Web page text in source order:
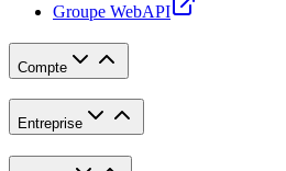
Groupe WebAPI
Compte
Entreprise